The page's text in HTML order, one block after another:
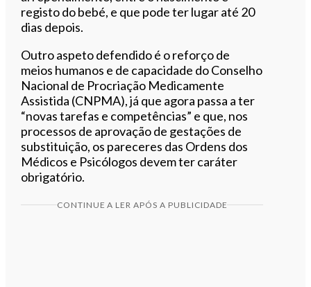
registo do bebé, e que pode ter lugar até 20
dias depois.
Outro aspeto defendido é o reforço de
meios humanos e de capacidade do Conselho
Nacional de Procriação Medicamente
Assistida (CNPMA), já que agora passa a ter
“novas tarefas e competências” e que, nos
processos de aprovação de gestações de
substituição, os pareceres das Ordens dos
Médicos e Psicólogos devem ter caráter
obrigatório.
CONTINUE A LER APÓS A PUBLICIDADE